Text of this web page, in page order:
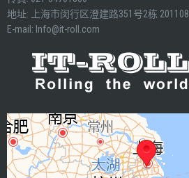
地址: 上海市闵行区澄建路351号2栋 201108
E-mail: Info@it-roll.com